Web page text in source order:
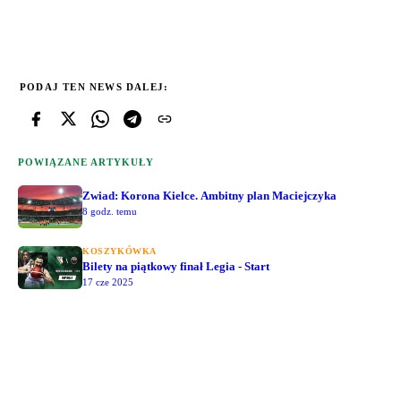
PODAJ TEN NEWS DALEJ:
POWIĄZANE ARTYKUŁY
Zwiad: Korona Kielce. Ambitny plan Maciejczyka
8 godz. temu
KOSZYKÓWKA
Bilety na piątkowy finał Legia - Start
17 cze 2025